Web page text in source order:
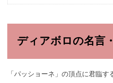
ディアボロの名言
「パッショーネ」の頂点に君臨